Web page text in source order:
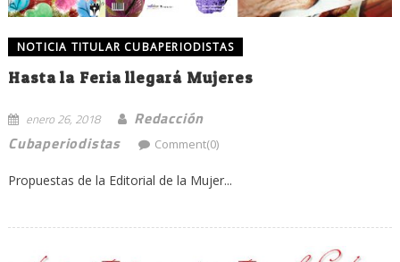
NOTICIA TITULAR CUBAPERIODISTAS
Hasta la Feria llegará Mujeres
enero 26, 2018
Redacción
Cubaperiodistas
Comment(0)
Propuestas de la Editorial de la Mujer...